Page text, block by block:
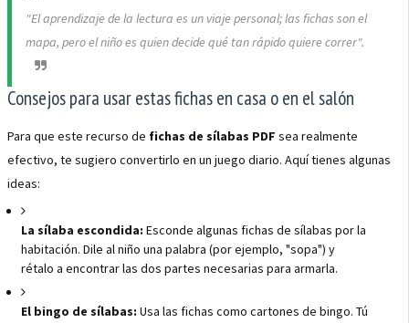
"El aprendizaje de la lectura es un viaje personal; las fichas son el
mapa, pero el niño es quien decide qué tan rápido quiere correr".
Consejos para usar estas fichas en casa o en el salón
Para que este recurso de fichas de sílabas PDF sea realmente
efectivo, te sugiero convertirlo en un juego diario. Aquí tienes algunas
ideas:
La sílaba escondida: Esconde algunas fichas de sílabas por la
habitación. Dile al niño una palabra (por ejemplo, "sopa") y
rétalo a encontrar las dos partes necesarias para armarla.
El bingo de sílabas: Usa las fichas como cartones de bingo. Tú